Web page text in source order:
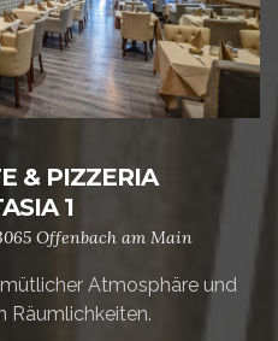
& PIZZERIA
1
Offenbach am Main
Atmosphäre und
Räumlichkeiten.